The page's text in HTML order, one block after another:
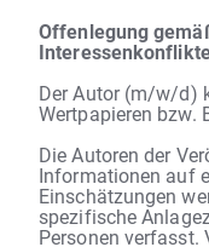
Offenlegung
Der Autor (m/w/d)
Wertpapieren bzw.
Die Autoren der
Informationen auf
Einschätzungen
spezifische
Personen verfasst.